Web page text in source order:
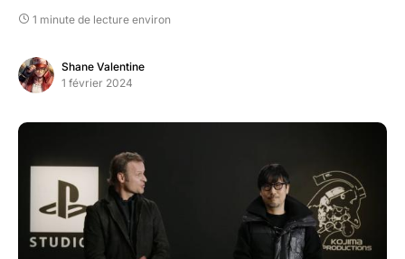
1 minute de lecture environ
Shane Valentine
1 février 2024